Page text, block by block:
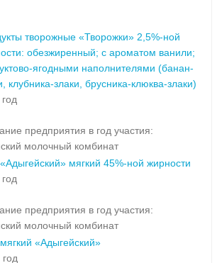
творожные «Творожки» 2,5%-ной
обезжиренный; с ароматом ванили;
ягодными наполнителями (банан-
клубника-злаки, брусника-клюква-злаки)
предприятия в год участия:
молочный комбинат
мягкий 45%-ной жирности
предприятия в год участия:
молочный комбинат
«Адыгейский»